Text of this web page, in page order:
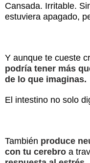
Cansada. Irritable.
estuviera apagado,
Y aunque te cueste
podría tener más
de lo que imaginas.
El intestino no solo
También produce
con tu cerebro a